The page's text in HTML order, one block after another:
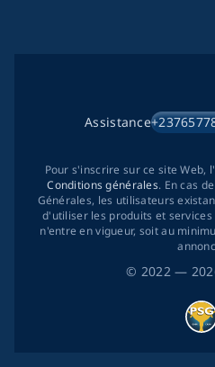
© 2022—
Assistance
Pour s'inscrire sur ce site Web,
Conditions générales. En cas
Générales, les utilisateurs
d'utiliser les produits et
n'entre en vigueur, soit au